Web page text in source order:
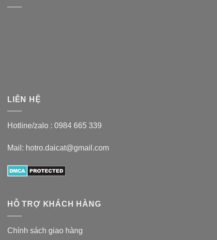
LIÊN HỆ
Hotline/zalo : 0984 665 339
Mail: hotro.daicat@gmail.com
HỖ TRỢ KHÁCH HÀNG
Chính sách giao hàng